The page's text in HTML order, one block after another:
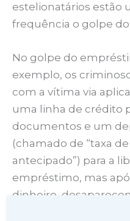
estelionatários estão
frequência o golpe
No golpe do
exemplo, os
com a vítima via
uma linha de crédito
documentos e um
(chamado de “taxa
antecipado”) para a
empréstimo, mas
dinheiro,